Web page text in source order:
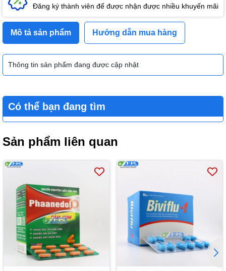
Đăng ký thành viên để được nhận được nhiều khuyến mãi
Mô tả sản phẩm Hướng dẫn mua hàng
Thông tin sản phẩm đang được cập nhật
Có thể bạn đang tìm
Sản phẩm liên quan